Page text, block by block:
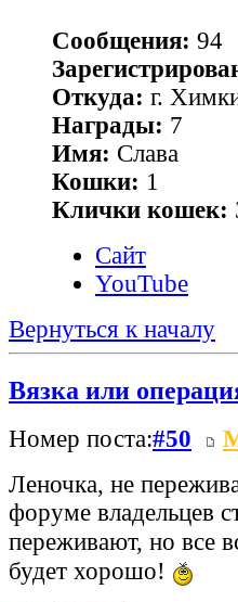
Сообщения: 94
Откуда: г.
Награды: 7
Имя: Слава
Кошки: 1
Клички кошек:
Сайт
YouTube
Вернуться к началу
Вязка или
Номер поста:#50
Леночка, не
форуме владельцев
переживают, но все
будет хорошо!